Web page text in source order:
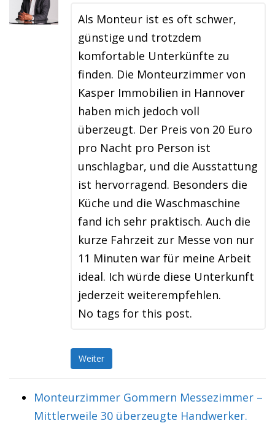
Als Monteur ist es oft schwer,
günstige und trotzdem
komfortable Unterkünfte zu
finden. Die Monteurzimmer von
Kasper Immobilien in Hannover
haben mich jedoch voll
überzeugt. Der Preis von 20 Euro
pro Nacht pro Person ist
unschlagbar, und die Ausstattung
ist hervorragend. Besonders die
Küche und die Waschmaschine
fand ich sehr praktisch. Auch die
kurze Fahrzeit zur Messe von nur
11 Minuten war für meine Arbeit
ideal. Ich würde diese Unterkunft
jederzeit weiterempfehlen.
No tags for this post.
Weiter
Monteurzimmer Gommern Messezimmer –
Mittlerweile 30 überzeugte Handwerker.